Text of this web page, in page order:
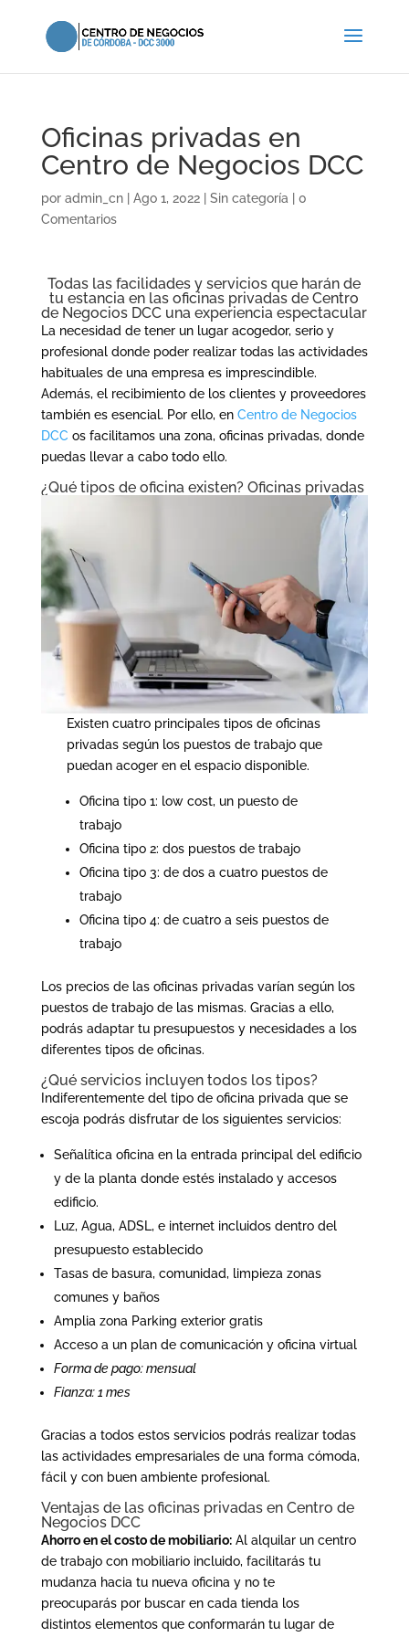
Oficinas privadas en
Centro de Negocios DCC
por admin_cn| Ago 1, 2022| Sin categoría
0
Comentarios
Todas las facilidades y servicios que harán de
tu estancia en las oficinas privadas de Centro
de Negocios DCC una experiencia espectacular
La necesidad de tener un lugar acogedor, serio y
profesional donde poder realizar todas las actividades
habituales de una empresa es imprescindible.
Además, el recibimiento de los clientes y proveedores
también es esencial. Por ello, en Centro de Negocios
DCC os facilitamos una zona, oficinas privadas, donde
puedas llevar a cabo todo ello.
¿Qué tipos de oficina existen? Oficinas privadas
Existen cuatro principales tipos de oficinas
privadas según los puestos de trabajo que
puedan acoger en el espacio disponible.
Oficina tipo 1: low cost, un puesto de
trabajo
Oficina tipo 2: dos puestos de trabajo
Oficina tipo 3: de dos a cuatro puestos de
trabajo
Oficina tipo 4: de cuatro a seis puestos de
trabajo
Los precios de las oficinas privadas varían según los
puestos de trabajo de las mismas. Gracias a ello,
podrás adaptar tu presupuestos y necesidades a los
diferentes tipos de oficinas.
¿Qué servicios incluyen todos los tipos?
Indiferentemente del tipo de oficina privada que se
escoja podrás disfrutar de los siguientes servicios:
Señalítica oficina en la entrada principal del edificio
y de la planta donde estés instalado y accesos
edificio.
Luz, Agua, ADSL, e internet incluidos dentro del
presupuesto establecido
Tasas de basura, comunidad, limpieza zonas
comunes y baños
Amplia zona Parking exterior gratis
Acceso a un plan de comunicación y oficina virtual
Forma de pago: mensual
Fianza: 1 mes
Gracias a todos estos servicios podrás realizar todas
las actividades empresariales de una forma cómoda,
fácil y con buen ambiente profesional.
Ventajas de las oficinas privadas en Centro de
Negocios DCC
Ahorro en el costo de mobiliario:Al alquilar un centro
de trabajo con mobiliario incluido, facilitarás tu
mudanza hacia tu nueva oficina y no te
preocuparás por buscar en cada tienda los
distintos elementos que conformarán tu lugar de